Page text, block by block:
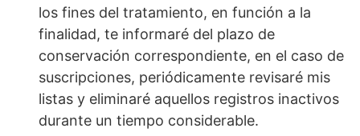
los fines del tratamiento, en función a la
finalidad, te informaré del plazo de
conservación correspondiente, en el caso de
suscripciones, periódicamente revisaré mis
listas y eliminaré aquellos registros inactivos
durante un tiempo considerable.